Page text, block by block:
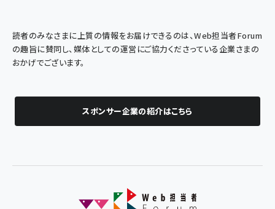
読者のみなさまに上質の情報をお届けできるのは、Web担当者Forum
の趣旨に賛同し、媒体としての運営にご協力くださっている企業さまの
おかげでございます。
スポンサー企業の紹介はこちら